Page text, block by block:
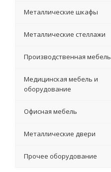
Металлические шкафы
Металлические стеллажи
Производственная мебель
Медицинская мебель и
оборудование
Офисная мебель
Металлические двери
Прочее оборудование